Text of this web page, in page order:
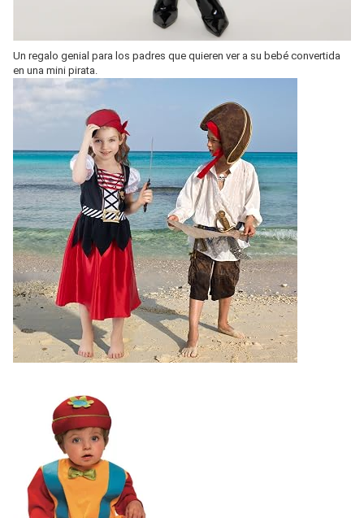
Un regalo genial para los padres que quieren ver a su bebé convertida
en una mini pirata.